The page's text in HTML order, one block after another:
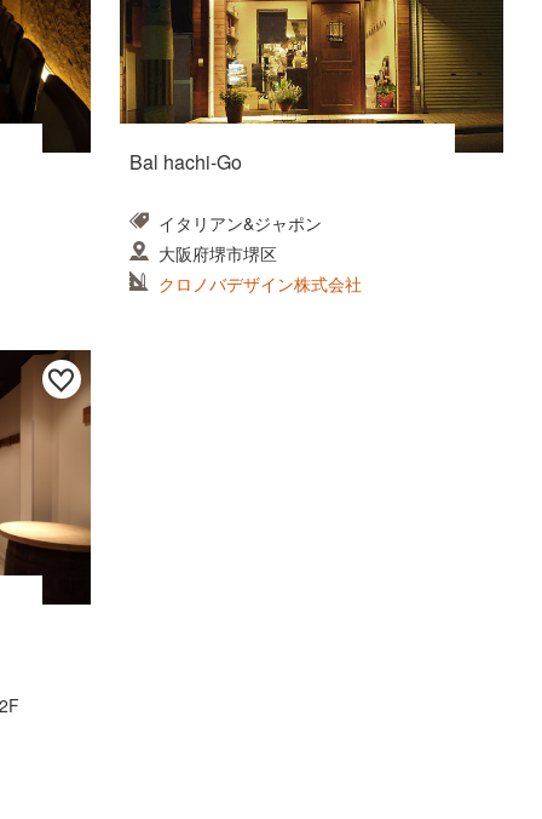
Bal hachi-Go
イタリアン&ジャポン
大阪府堺市堺区
クロノバデザイン株式会社